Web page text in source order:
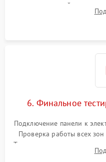
проверкой
термостойкого
6. Финальное
Подключение панели к
Проверка работы всех
Тестирование сенсорного
остаточного тепла и